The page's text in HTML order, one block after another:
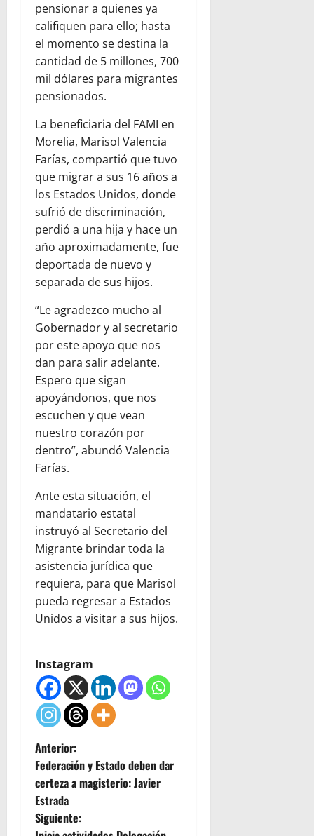
pensionar a quienes ya
califiquen para ello; hasta
el momento se destina la
cantidad de 5 millones, 700
mil dólares para migrantes
pensionados.
La beneficiaria del FAMI en
Morelia, Marisol Valencia
Farías, compartió que tuvo
que migrar a sus 16 años a
los Estados Unidos, donde
sufrió de discriminación,
perdió a una hija y hace un
año aproximadamente, fue
deportada de nuevo y
separada de sus hijos.
“Le agradezco mucho al
Gobernador y al secretario
por este apoyo que nos
dan para salir adelante.
Espero que sigan
apoyándonos, que nos
escuchen y que vean
nuestro corazón por
dentro”, abundó Valencia
Farías.
Ante esta situación, el
mandatario estatal
instruyó al Secretario del
Migrante brindar toda la
asistencia jurídica que
requiera, para que Marisol
pueda regresar a Estados
Unidos a visitar a sus hijos.
Instagram
N
a
v
Anterior:
Federación y Estado deben dar
certeza a magisterio: Javier
Estrada
Siguiente: